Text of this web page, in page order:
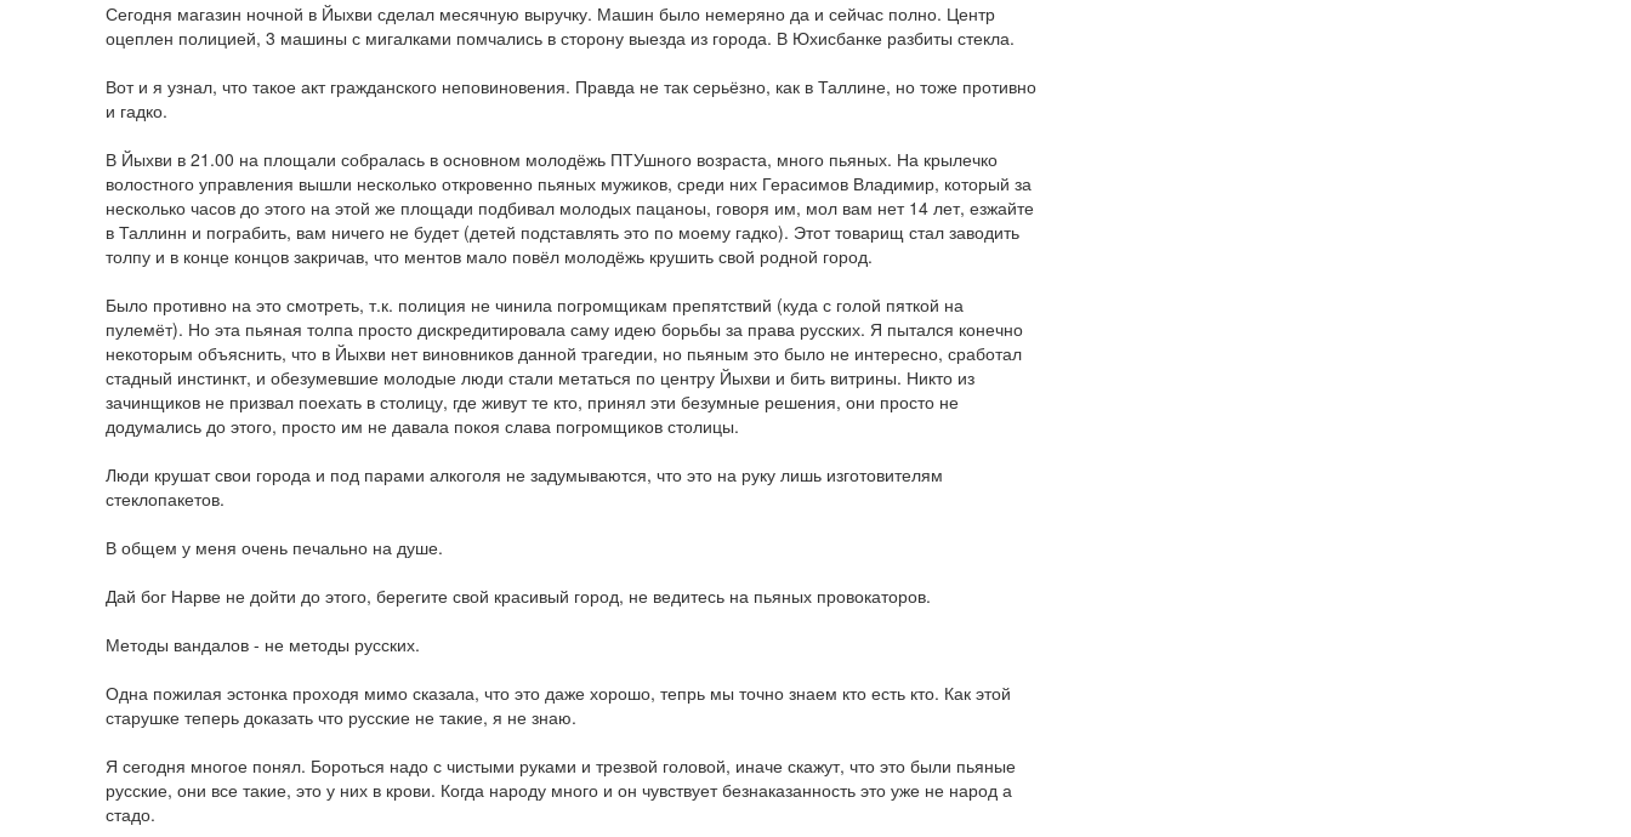
Сегодня магазин ночной в Йыхви сделал месячную выручку. Машин было немеряно да и сейчас полно. Центр
оцеплен полицией, 3 машины с мигалками помчались в сторону выезда из города. В Юхисбанке разбиты стекла.
Вот и я узнал, что такое акт гражданского неповиновения. Правда не так серьёзно, как в Таллине, но тоже противно
и гадко.
В Йыхви в 21.00 на площали собралась в основном молодёжь ПТУшного возраста, много пьяных. На крылечко
волостного управления вышли несколько откровенно пьяных мужиков, среди них Герасимов Владимир, который за
несколько часов до этого на этой же площади подбивал молодых пацаноы, говоря им, мол вам нет 14 лет, езжайте
в Таллинн и пограбить, вам ничего не будет (детей подставлять это по моему гадко). Этот товарищ стал заводить
толпу и в конце концов закричав, что ментов мало повёл молодёжь крушить свой родной город.
Было противно на это смотреть, т.к. полиция не чинила погромщикам препятствий (куда с голой пяткой на
пулемёт). Но эта пьяная толпа просто дискредитировала саму идею борьбы за права русских. Я пытался конечно
некоторым объяснить, что в Йыхви нет виновников данной трагедии, но пьяным это было не интересно, сработал
стадный инстинкт, и обезумевшие молодые люди стали метаться по центру Йыхви и бить витрины. Никто из
зачинщиков не призвал поехать в столицу, где живут те кто, принял эти безумные решения, они просто не
додумались до этого, просто им не давала покоя слава погромщиков столицы.
Люди крушат свои города и под парами алкоголя не задумываются, что это на руку лишь изготовителям
стеклопакетов.
В общем у меня очень печально на душе.
Дай бог Нарве не дойти до этого, берегите свой красивый город, не ведитесь на пьяных провокаторов.
Методы вандалов - не методы русских.
Одна пожилая эстонка проходя мимо сказала, что это даже хорошо, тепрь мы точно знаем кто есть кто. Как этой
старушке теперь доказать что русские не такие, я не знаю.
Я сегодня многое понял. Бороться надо с чистыми руками и трезвой головой, иначе скажут, что это были пьяные
русские, они все такие, это у них в крови. Когда народу много и он чувствует безнаказанность это уже не народ а
стадо.